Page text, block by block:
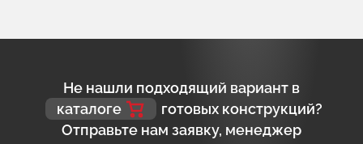
Не нашли подходящий вариант в
каталоге
готовых конструкций?
Отправьте нам заявку, менеджер